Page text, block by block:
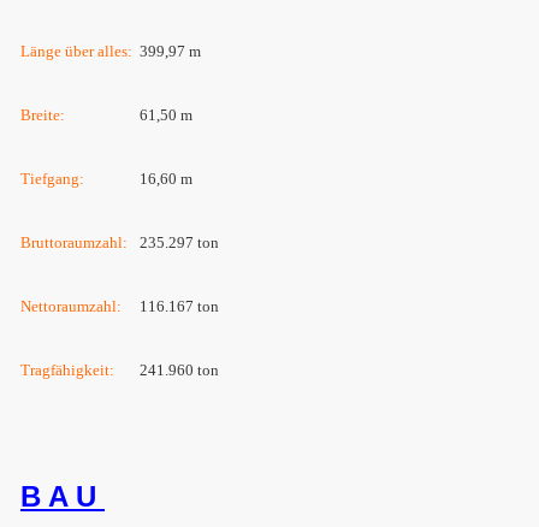
Länge über alles: 399,97 m
Breite: 61,50 m
Tiefgang: 16,60 m
Bruttoraumzahl: 235.297 ton
Nettoraumzahl: 116.167 ton
Tragfähigkeit: 241.960 ton
B A U